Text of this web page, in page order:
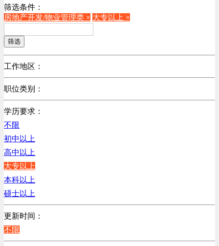
筛选条件：
房地产开发/物业管理类 × 大专以上 ×
筛选
工作地区：
不限
职位类别：
不限
机械制造/仪器仪表类
计算机硬件类
销售管理类
计算机软件类
贸易/物流/仓储/采购类
客服及凯发娱乐网址的技术支持类
高级管理类
电子/电器/半导体类
电力电气/能源/自动化
程序/语言开发类
学历要求：
不限
初中以上
高中以上
大专以上
本科以上
硕士以上
更新时间：
不限